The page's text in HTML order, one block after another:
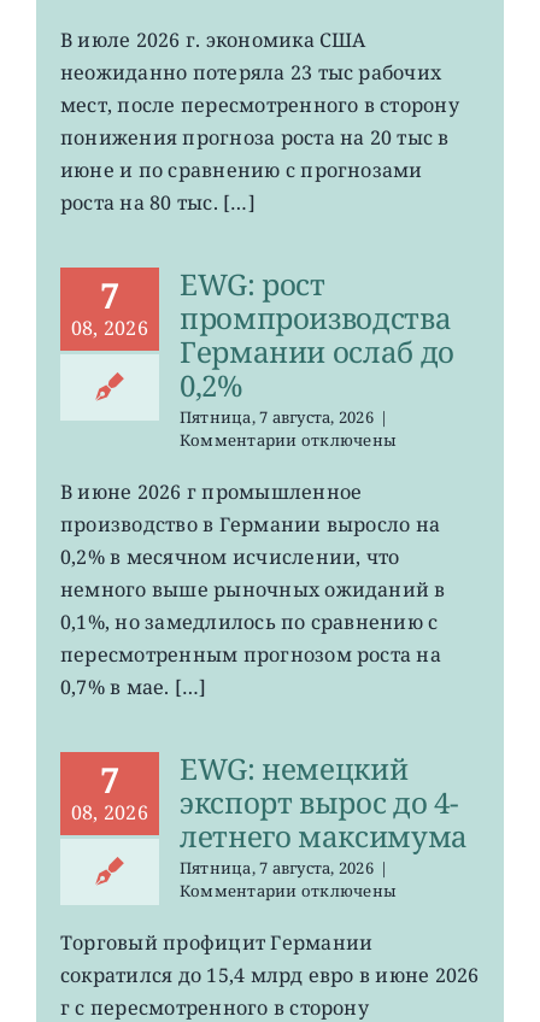
VOO:
рабочих
мест
США
неожиданно
В июле 2026 г. экономика США
неожиданно потеряла 23 тыс рабочих
мест, после пересмотренного в сторону
понижения прогноза роста на 20 тыс в
июне и по сравнению с прогнозами
роста на 80 тыс. […]
7
08, 2026
EWG: рост
промпроизводства
Германии ослаб до
0,2%
Пятница, 7 августа, 2026 |
Комментариик
EWG:
рост
промпроизводства
Германии
до
0,2%
отключены
В июне 2026 г промышленное
производство в Германии выросло на
0,2% в месячном исчислении, что
немного выше рыночных ожиданий в
0,1%, но замедлилось по сравнению с
пересмотренным прогнозом роста на
0,7% в мае. […]
7
08, 2026
EWG: немецкий
экспорт вырос до 4-
летнего максимума
Пятница, 7 августа, 2026 |
Комментариик
EWG:
немецкий
экспорт
вырос
отключены
Торговый профицит Германии
сократился до 15,4 млрд евро в июне 2026
г с пересмотренного в сторону